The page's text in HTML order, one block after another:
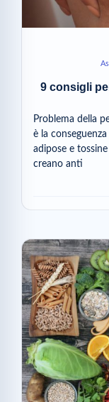
9 consigli
Problema della
è la
adipose e
creano anti